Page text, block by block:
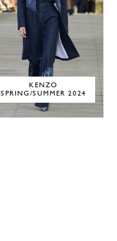
KENZO
SPRING/SUMMER 2024